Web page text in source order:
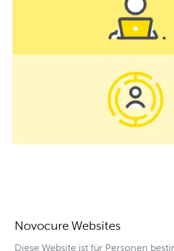
Novocure Websites
Diese Website ist für Personen